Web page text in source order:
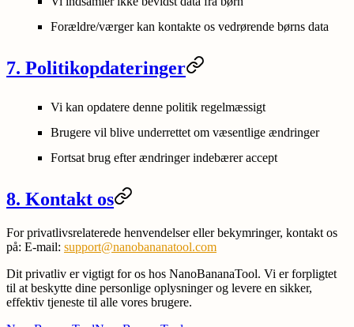
Forældre/værger kan kontakte os vedrørende børns data
7. Politikopdateringer
Vi kan opdatere denne politik regelmæssigt
Brugere vil blive underrettet om væsentlige ændringer
Fortsat brug efter ændringer indebærer accept
8. Kontakt os
For privatlivsrelaterede henvendelser eller bekymringer, kontakt os
på: E-mail: support@nanobananatool.com
Dit privatliv er vigtigt for os hos NanoBananaTool. Vi er forpligtet
til at beskytte dine personlige oplysninger og levere en sikker,
effektiv tjeneste til alle vores brugere.